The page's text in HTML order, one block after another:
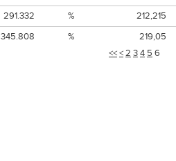
<<<2 34 5 6
291.332 %
212,215
345.808 % 219,05